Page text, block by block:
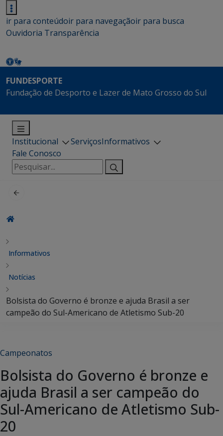
ir para conteúdoir para navegaçãoir para busca
Ouvidoria Transparência
FUNDESPORTE
Fundação de Desporto e Lazer de Mato Grosso do Sul
Institucional ServiçosInformativos
Fale Conosco
Pesquisar
por:
Informativos
Notícias
Bolsista do Governo é bronze e ajuda Brasil a ser
campeão do Sul-Americano de Atletismo Sub-20
Campeonatos
Bolsista do Governo é bronze e
ajuda Brasil a ser campeão do
Sul-Americano de Atletismo Sub-
20